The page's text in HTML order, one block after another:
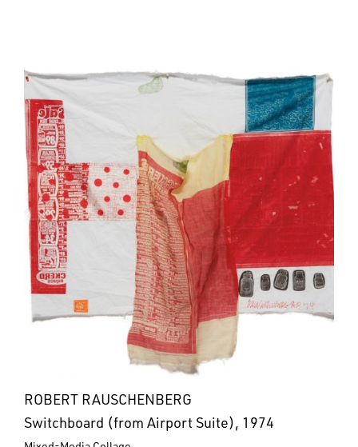
ROBERT RAUSCHENBERG
Switchboard (from Airport Suite), 1974